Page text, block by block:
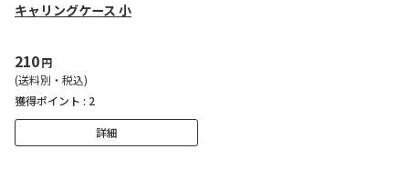
キャリングケース 小
210円
(送料別・税込)
獲得ポイント : 2
詳細